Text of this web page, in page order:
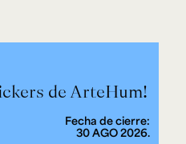
de ArteHum!
Fecha de cierre:
30 AGO 2026.